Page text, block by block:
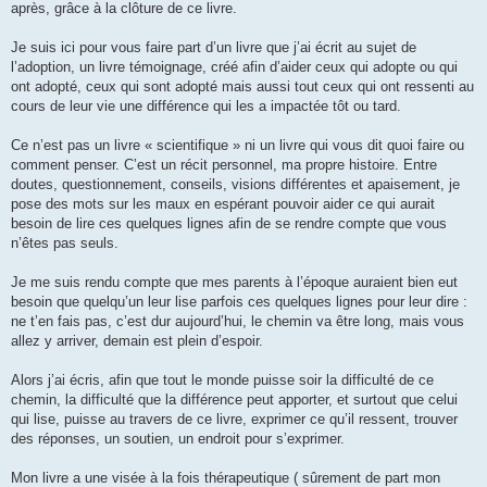
après, grâce à la clôture de ce livre.
Je suis ici pour vous faire part d’un livre que j’ai écrit au sujet de
l’adoption, un livre témoignage, créé afin d’aider ceux qui adopte ou qui
ont adopté, ceux qui sont adopté mais aussi tout ceux qui ont ressenti au
cours de leur vie une différence qui les a impactée tôt ou tard.
Ce n’est pas un livre « scientifique » ni un livre qui vous dit quoi faire ou
comment penser. C’est un récit personnel, ma propre histoire. Entre
doutes, questionnement, conseils, visions différentes et apaisement, je
pose des mots sur les maux en espérant pouvoir aider ce qui aurait
besoin de lire ces quelques lignes afin de se rendre compte que vous
n’êtes pas seuls.
Je me suis rendu compte que mes parents à l’époque auraient bien eut
besoin que quelqu’un leur lise parfois ces quelques lignes pour leur dire :
ne t’en fais pas, c’est dur aujourd’hui, le chemin va être long, mais vous
allez y arriver, demain est plein d’espoir.
Alors j’ai écris, afin que tout le monde puisse soir la difficulté de ce
chemin, la difficulté que la différence peut apporter, et surtout que celui
qui lise, puisse au travers de ce livre, exprimer ce qu’il ressent, trouver
des réponses, un soutien, un endroit pour s’exprimer.
Mon livre a une visée à la fois thérapeutique ( sûrement de part mon